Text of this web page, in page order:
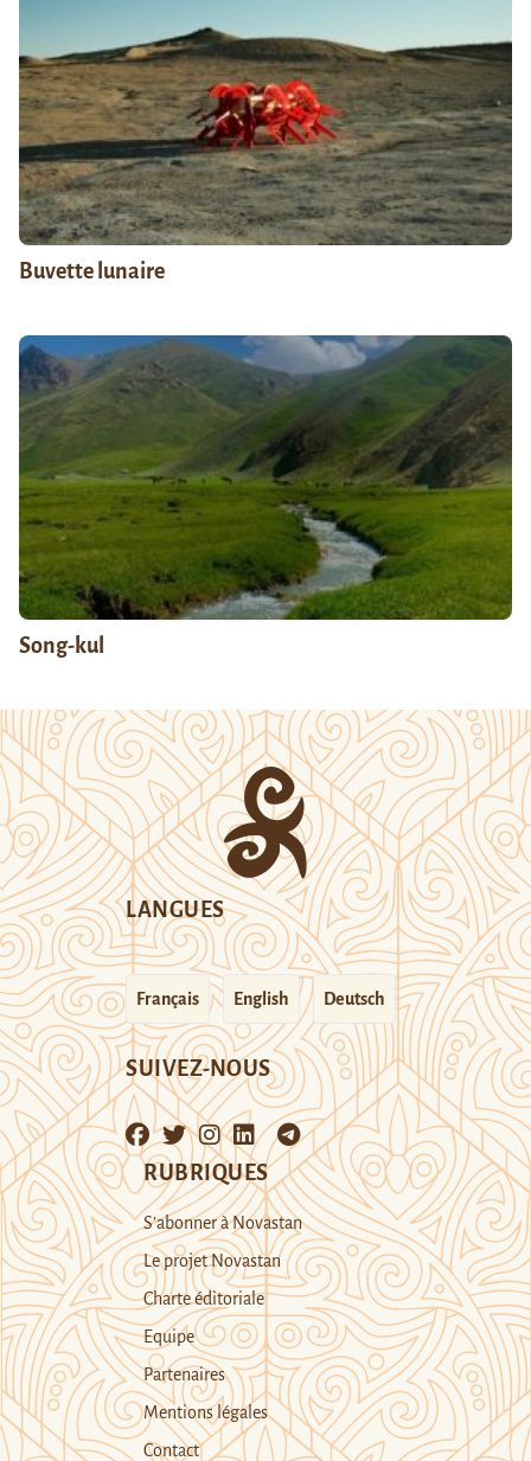
Buvette lunaire
Song-kul
LANGUES
Français English Deutsch
SUIVEZ-NOUS
RUBRIQUES
S’abonner à Novastan
Le projet Novastan
Charte éditoriale
Equipe
Partenaires
Mentions légales
Contact